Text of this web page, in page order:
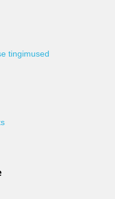
tingimused